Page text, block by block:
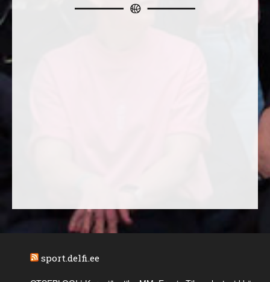
sport.delfi.ee